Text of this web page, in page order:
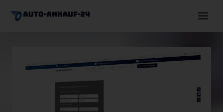
Autoexport